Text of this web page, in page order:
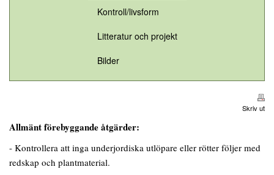
Kontroll/livsform
Litteratur och projekt
Bilder
Skriv ut
Allmänt förebyggande åtgärder:
- Kontrollera att inga underjordiska utlöpare eller rötter följer med
redskap och plantmaterial.